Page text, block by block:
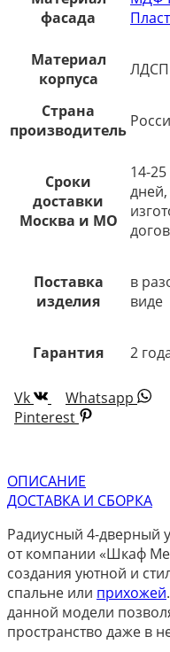
фасада
Материал
корпуса
ЛДСП
Страна
производитель
Сроки
доставки
Москва и МО
14-
Поставка
изделия
в
виде
Гарантия 2
Vk
Whatsapp
Pinterest
ОПИСАНИЕ
ДОСТАВКА И СБОРКА
Радиусный 4-дверный
от компании «Шкаф
создания уютной и
спальне или прихожей
данной модели
пространство даже в